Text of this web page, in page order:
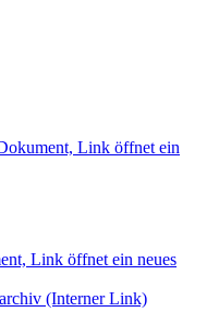
Link öffnet ein
Link öffnet ein neues
(Interner Link)